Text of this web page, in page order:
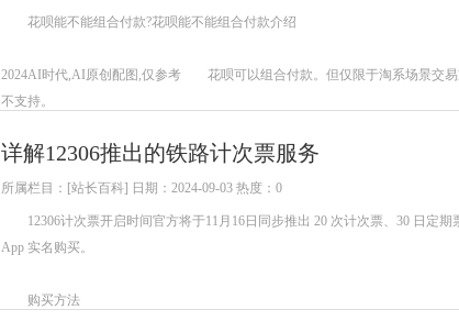
花呗能不能组合付款?花呗能不能组合付款介绍
2024AI时代,AI原创配图,仅参考 花呗可以组合付款。但仅限于淘系场景交易
不支持。
详解12306推出的铁路计次票服务
所属栏目：[站长百科] 日期：2024-09-03 热度：0
12306计次票开启时间官方将于11月16日同步推出 20 次计次票、30 日定期
App 实名购买。
购买方法